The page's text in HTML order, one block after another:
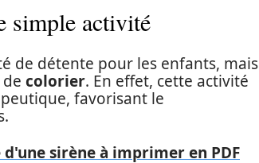
simple activité
de détente pour les enfants, mais
colorier. En effet, cette activité
favorisant le
sirène à imprimer en PDF